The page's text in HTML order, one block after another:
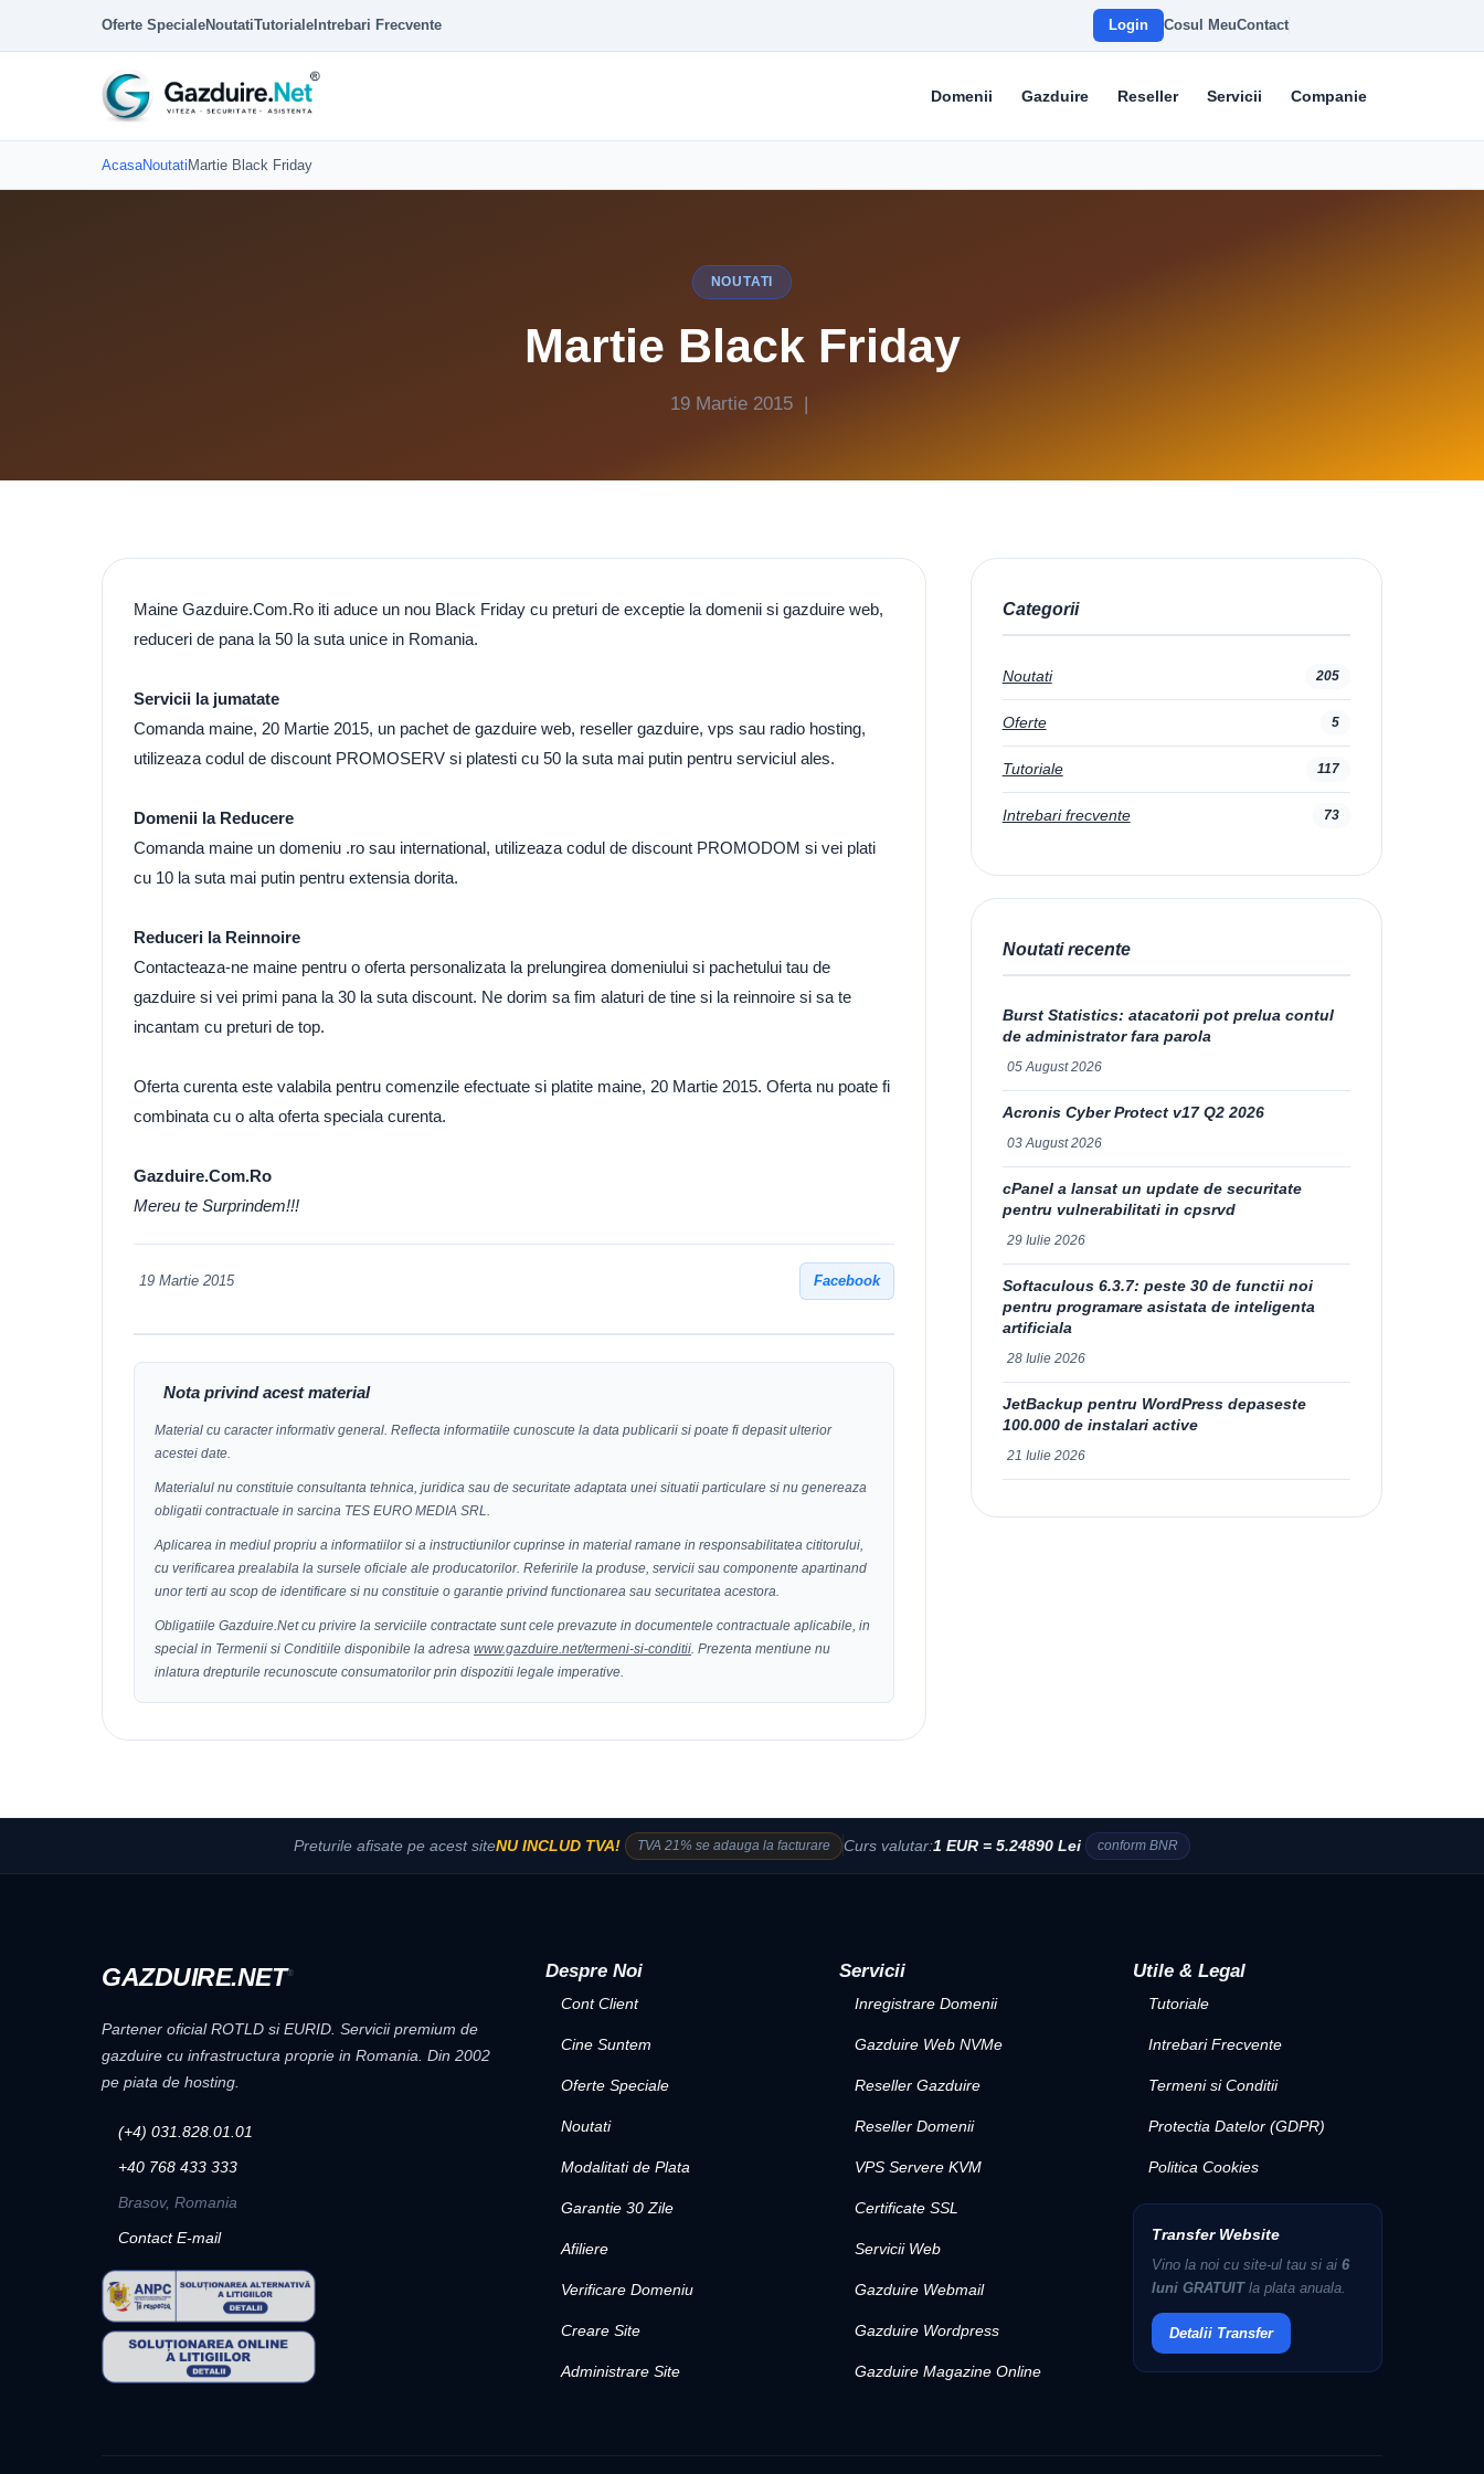
Oferte SpecialeNoutatiTutoriale Intrebari Frecvente Login Cosul MeuContact
Domenii Gazduire Reseller Servicii Companie
AcasaNoutati Martie Black Friday
NOUTATI
Martie Black Friday
19 Martie 2015 |
Maine Gazduire.Com.Ro iti aduce un nou Black Friday cu preturi de exceptie la domenii si gazduire web,
reduceri de pana la 50 la suta unice in Romania.
Servicii la jumatate
Comanda maine, 20 Martie 2015, un pachet de gazduire web, reseller gazduire, vps sau radio hosting,
utilizeaza codul de discount PROMOSERV si platesti cu 50 la suta mai putin pentru serviciul ales.
Domenii la Reducere
Comanda maine un domeniu .ro sau international, utilizeaza codul de discount PROMODOM si vei plati
cu 10 la suta mai putin pentru extensia dorita.
Reduceri la Reinnoire
Contacteaza-ne maine pentru o oferta personalizata la prelungirea domeniului si pachetului tau de
gazduire si vei primi pana la 30 la suta discount. Ne dorim sa fim alaturi de tine si la reinnoire si sa te
incantam cu preturi de top.
Oferta curenta este valabila pentru comenzile efectuate si platite maine, 20 Martie 2015. Oferta nu poate fi
combinata cu o alta oferta speciala curenta.
Gazduire.Com.Ro
Mereu te Surprindem!!!
19 Martie 2015 Facebook
Nota privind acest material
Material cu caracter informativ general. Reflecta informatiile cunoscute la data publicarii si poate fi depasit ulterior
acestei date.
Materialul nu constituie consultanta tehnica, juridica sau de securitate adaptata unei situatii particulare si nu genereaza
obligatii contractuale in sarcina TES EURO MEDIA SRL.
Aplicarea in mediul propriu a informatiilor si a instructiunilor cuprinse in material ramane in responsabilitatea cititorului,
cu verificarea prealabila la sursele oficiale ale producatorilor. Referirile la produse, servicii sau componente apartinand
unor terti au scop de identificare si nu constituie o garantie privind functionarea sau securitatea acestora.
Obligatiile Gazduire.Net cu privire la serviciile contractate sunt cele prevazute in documentele contractuale aplicabile, in
special in Termenii si Conditiile disponibile la adresa www.gazduire.net/termeni-si-conditii . Prezenta mentiune nu
inlatura drepturile recunoscute consumatorilor prin dispozitii legale imperative.
Categorii
Noutati 205
Oferte 5
Tutoriale 117
Intrebari frecvente 73
Noutati recente
Burst Statistics: atacatorii pot prelua contul
de administrator fara parola
05 August 2026
Acronis Cyber Protect v17 Q2 2026
03 August 2026
cPanel a lansat un update de securitate
pentru vulnerabilitati in cpsrvd
29 Iulie 2026
Softaculous 6.3.7: peste 30 de functii noi
pentru programare asistata de inteligenta
artificiala
28 Iulie 2026
JetBackup pentru WordPress depaseste
100.000 de instalari active
21 Iulie 2026
Preturile afisate pe acest siteNU INCLUD TVA! TVA 21% se adauga la facturare Curs valutar:1 EUR = 5.24890 Lei conform BNR
GAZDUIRE.NET®
Partener oficial ROTLD si EURID. Servicii premium de
gazduire cu infrastructura proprie in Romania. Din 2002
pe piata de hosting.
(+4) 031.828.01.01
+40 768 433 333
Brasov, Romania
Contact E-mail
Despre Noi
Cont Client
Cine Suntem
Oferte Speciale
Noutati
Modalitati de Plata
Garantie 30 Zile
Afiliere
Verificare Domeniu
Creare Site
Administrare Site
Servicii
Inregistrare Domenii
Gazduire Web NVMe
Reseller Gazduire
Reseller Domenii
VPS Servere KVM
Certificate SSL
Servicii Web
Gazduire Webmail
Gazduire Wordpress
Gazduire Magazine Online
Utile & Legal
Tutoriale
Intrebari Frecvente
Termeni si Conditii
Protectia Datelor (GDPR)
Politica Cookies
Transfer Website
Vino la noi cu site-ul tau si ai 6
luni GRATUITla plata anuala.
Detalii Transfer